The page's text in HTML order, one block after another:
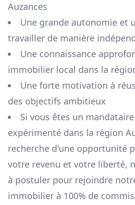
Auzances
Une grande autonomie et
travailler de manière
Une connaissance
immobilier local dans la
Une forte motivation à
des objectifs ambitieux
Si vous êtes un
expérimenté dans la région
recherche d'une opportunité
votre revenu et votre liberté,
à postuler pour rejoindre
immobilier à 100% de